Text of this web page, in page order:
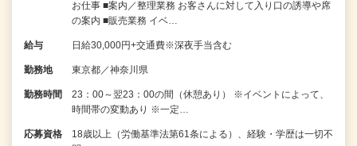
お仕事 ■案内／整理業務 お客さんに対して入り口の誘導や席
の案内 ■販売業務 イベ…
給与 日給30,000円+交通費※深夜手当含む
勤務地 東京都／神奈川県
勤務時間
23：00～翌23：00の間（休憩あり） ※イベントによって、
時間帯の変動あり ※一定…
応募資格
18歳以上（労働基準法第61条による）、経験・学歴は一切不